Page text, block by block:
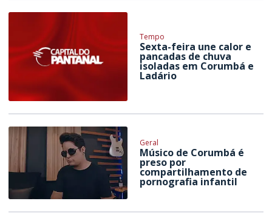
Tempo
Sexta-feira une calor e
pancadas de chuva
isoladas em Corumbá e
Ladário
Geral
Músico de Corumbá é
preso por
compartilhamento de
pornografia infantil